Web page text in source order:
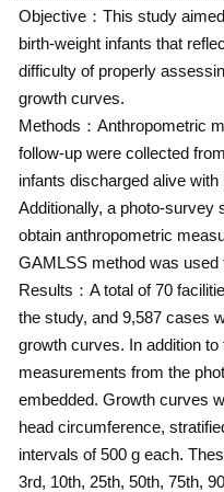
Objective：This study
birth-weight infants that
difficulty of properly
growth curves.
Methods：Anthropometric
follow-up were collected
infants discharged alive
Additionally, a photo-
obtain anthropometric
GAMLSS method was
Results：A total of 70
the study, and 9,587 cases
growth curves. In addition
measurements from the
embedded. Growth curves
head circumference,
intervals of 500 g each.
3rd, 10th, 25th, 50th, 75th,